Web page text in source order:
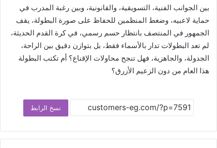
بين الجوانب الفنية، التسويقية، والقانونية، وبين رغبة المدرب في
حماية لاعبيه، وضغط المنظمين للحفاظ على صورة البطولة، يقف
الجمهور في المنتصف بانتظار حسم رسمي، في كرة القدم الحديثة،
لم تعد البطولات تدار بالأسماء فقط، بل بتوازن دقيق بين الراحة،
الجدولة، والجاهزية، فهل تنجح محاولات الإقناع؟ أم تكتب البطولة
هذا العام من دون الزعيم الأزرق؟
نسخ الرابط